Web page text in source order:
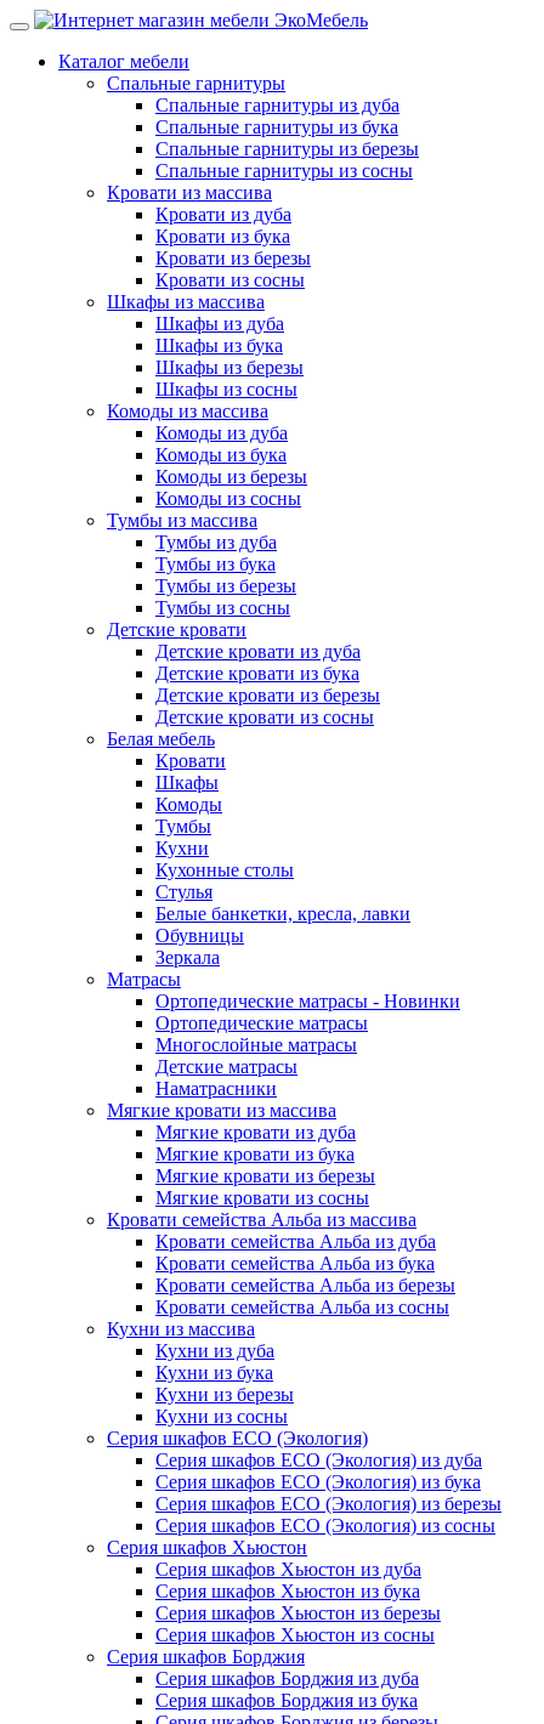
Каталог мебели
Спальные гарнитуры
Спальные гарнитуры из дуба
Спальные гарнитуры из бука
Спальные гарнитуры из березы
Спальные гарнитуры из сосны
Кровати из массива
Кровати из дуба
Кровати из бука
Кровати из березы
Кровати из сосны
Шкафы из массива
Шкафы из дуба
Шкафы из бука
Шкафы из березы
Шкафы из сосны
Комоды из массива
Комоды из дуба
Комоды из бука
Комоды из березы
Комоды из сосны
Тумбы из массива
Тумбы из дуба
Тумбы из бука
Тумбы из березы
Тумбы из сосны
Детские кровати
Детские кровати из дуба
Детские кровати из бука
Детские кровати из березы
Детские кровати из сосны
Белая мебель
Кровати
Шкафы
Комоды
Тумбы
Кухни
Кухонные столы
Стулья
Белые банкетки, кресла, лавки
Обувницы
Зеркала
Матрасы
Ортопедические матрасы - Новинки
Ортопедические матрасы
Многослойные матрасы
Детские матрасы
Наматрасники
Мягкие кровати из массива
Мягкие кровати из дуба
Мягкие кровати из бука
Мягкие кровати из березы
Мягкие кровати из сосны
Кровати семейства Альба из массива
Кровати семейства Альба из дуба
Кровати семейства Альба из бука
Кровати семейства Альба из березы
Кровати семейства Альба из сосны
Кухни из массива
Кухни из дуба
Кухни из бука
Кухни из березы
Кухни из сосны
Серия шкафов ECO (Экология)
Серия шкафов ECO (Экология) из дуба
Серия шкафов ECO (Экология) из бука
Серия шкафов ECO (Экология) из березы
Серия шкафов ECO (Экология) из сосны
Серия шкафов Хьюстон
Серия шкафов Хьюстон из дуба
Серия шкафов Хьюстон из бука
Серия шкафов Хьюстон из березы
Серия шкафов Хьюстон из сосны
Серия шкафов Борджия
Серия шкафов Борджия из дуба
Серия шкафов Борджия из бука